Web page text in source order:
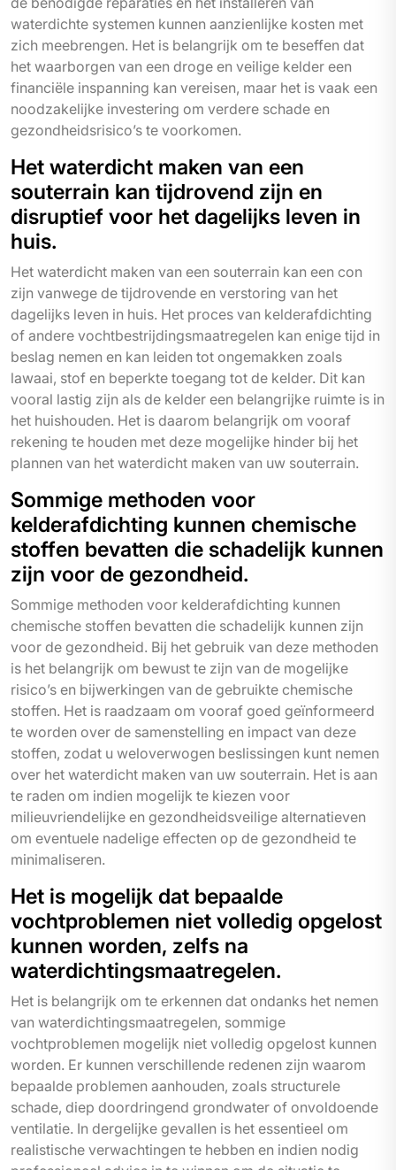
waterdichte systemen kunnen aanzienlijke kosten met
zich meebrengen. Het is belangrijk om te beseffen dat
het waarborgen van een droge en veilige kelder een
financiële inspanning kan vereisen, maar het is vaak een
noodzakelijke investering om verdere schade en
gezondheidsrisico’s te voorkomen.
Het waterdicht maken van een
souterrain kan tijdrovend zijn en
disruptief voor het dagelijks leven in
huis.
Het waterdicht maken van een souterrain kan een con
zijn vanwege de tijdrovende en verstoring van het
dagelijks leven in huis. Het proces van kelderafdichting
of andere vochtbestrijdingsmaatregelen kan enige tijd in
beslag nemen en kan leiden tot ongemakken zoals
lawaai, stof en beperkte toegang tot de kelder. Dit kan
vooral lastig zijn als de kelder een belangrijke ruimte is in
het huishouden. Het is daarom belangrijk om vooraf
rekening te houden met deze mogelijke hinder bij het
plannen van het waterdicht maken van uw souterrain.
Sommige methoden voor
kelderafdichting kunnen chemische
stoffen bevatten die schadelijk kunnen
zijn voor de gezondheid.
Sommige methoden voor kelderafdichting kunnen
chemische stoffen bevatten die schadelijk kunnen zijn
voor de gezondheid. Bij het gebruik van deze methoden
is het belangrijk om bewust te zijn van de mogelijke
risico’s en bijwerkingen van de gebruikte chemische
stoffen. Het is raadzaam om vooraf goed geïnformeerd
te worden over de samenstelling en impact van deze
stoffen, zodat u weloverwogen beslissingen kunt nemen
over het waterdicht maken van uw souterrain. Het is aan
te raden om indien mogelijk te kiezen voor
milieuvriendelijke en gezondheidsveilige alternatieven
om eventuele nadelige effecten op de gezondheid te
minimaliseren.
Het is mogelijk dat bepaalde
vochtproblemen niet volledig opgelost
kunnen worden, zelfs na
waterdichtingsmaatregelen.
Het is belangrijk om te erkennen dat ondanks het nemen
van waterdichtingsmaatregelen, sommige
vochtproblemen mogelijk niet volledig opgelost kunnen
worden. Er kunnen verschillende redenen zijn waarom
bepaalde problemen aanhouden, zoals structurele
schade, diep doordringend grondwater of onvoldoende
ventilatie. In dergelijke gevallen is het essentieel om
realistische verwachtingen te hebben en indien nodig